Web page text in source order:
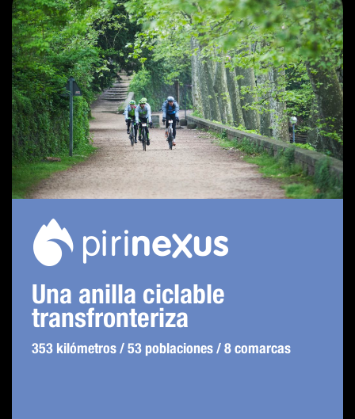
Una anilla ciclable
transfronteriza
353 kilómetros / 53 poblaciones / 8 comarcas